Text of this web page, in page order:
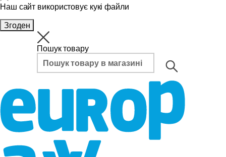
Наш сайт використовує кукі файли
Згоден
Пошук товару